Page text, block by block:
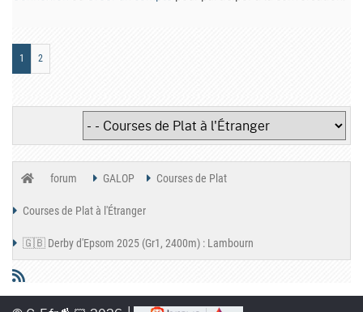
1 2
forum GALOP Courses de Plat
Courses de Plat à l'Étranger
🇬🇧 Derby d'Epsom 2025 (Gr1, 2400m) : Lambourn